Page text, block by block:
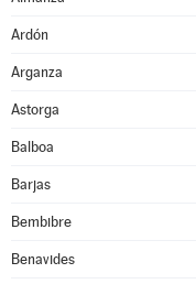
Ardón
Arganza
Astorga
Balboa
Barjas
Bembibre
Benavides